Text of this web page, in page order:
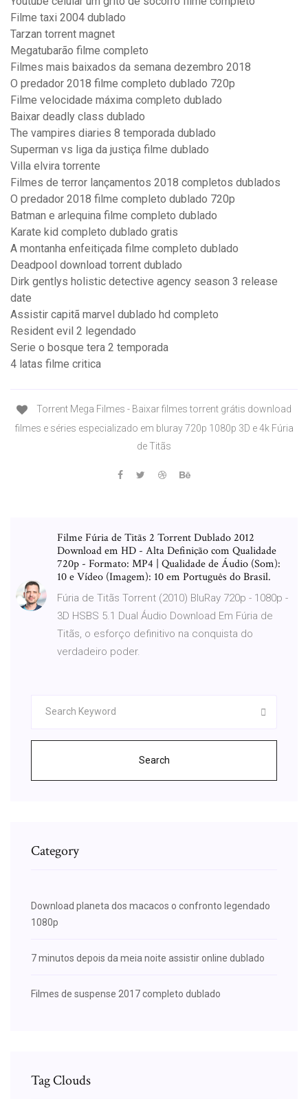
Filme taxi 2004 dublado
Tarzan torrent magnet
Megatubarão filme completo
Filmes mais baixados da semana dezembro 2018
O predador 2018 filme completo dublado 720p
Filme velocidade máxima completo dublado
Baixar deadly class dublado
The vampires diaries 8 temporada dublado
Superman vs liga da justiça filme dublado
Villa elvira torrente
Filmes de terror lançamentos 2018 completos dublados
O predador 2018 filme completo dublado 720p
Batman e arlequina filme completo dublado
Karate kid completo dublado gratis
A montanha enfeitiçada filme completo dublado
Deadpool download torrent dublado
Dirk gentlys holistic detective agency season 3 release
date
Assistir capitã marvel dublado hd completo
Resident evil 2 legendado
Serie o bosque tera 2 temporada
4 latas filme critica
Torrent Mega Filmes - Baixar filmes torrent grátis download
filmes e séries especializado em bluray 720p 1080p 3D e 4k Fúria
de Titãs
Filme Fúria de Titãs 2 Torrent Dublado 2012
Download em HD - Alta Definição com Qualidade
720p - Formato: MP4 | Qualidade de Áudio (Som):
10 e Vídeo (Imagem): 10 em Português do Brasil.
Fúria de Titãs Torrent (2010) BluRay 720p - 1080p -
3D HSBS 5.1 Dual Áudio Download Em Fúria de
Titãs, o esforço definitivo na conquista do
verdadeiro poder.
Search
Category
Download planeta dos macacos o confronto legendado
1080p
7 minutos depois da meia noite assistir online dublado
Filmes de suspense 2017 completo dublado
Tag Clouds